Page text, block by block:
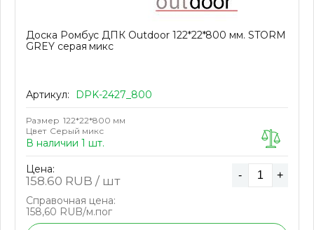
Доска Ромбус ДПК Outdoor 122*22*800 мм. STORM
GREY серая микс
Артикул: DPK-2427_800
Размер 122*22*800 мм
Цвет Серый микс
В наличии 1 шт.
Цена:
158.60 RUB / шт - +
Справочная цена:
158,60 RUB/м.пог